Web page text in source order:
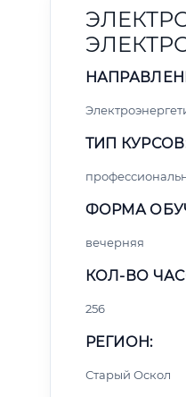
ТИП
ФОРМА
вечерняя
КОЛ-ВО
256
РЕГИОН:
Старый Оскол